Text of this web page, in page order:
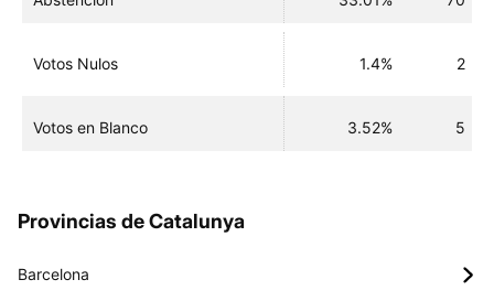
Votos Nulos 1.4% 2
Votos en Blanco 3.52% 5
Provincias de Catalunya
Barcelona